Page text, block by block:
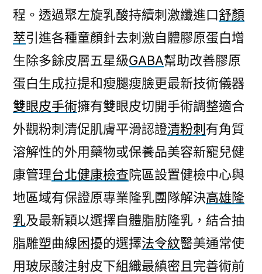
程。透過聚左旋乳酸持續刺激纖進口舒顏
萃引進各種童顏針去刺激自體膠原蛋白增
生除多餘皮層五星級GABA幫助改善膠原
蛋白生成拉提和瘦腿瘦臉更最新技術儀器
雙眼皮手術擁有雙眼皮切開手術調整適合
外觀粉刺清促肌膚平滑認證清粉刺 有角質
溶解性的外用藥物或保養品美容新寵兒健
康管理台北健康檢查院區設置健檢中心與
地區域有保證原專業隆乳團隊解決高雄隆
乳及最新穎以選擇自體脂肪隆乳，結合抽
脂雕塑曲線困擾的選擇法令紋醫美通常使
用玻尿酸注射皮下組織最縝密且完善術前